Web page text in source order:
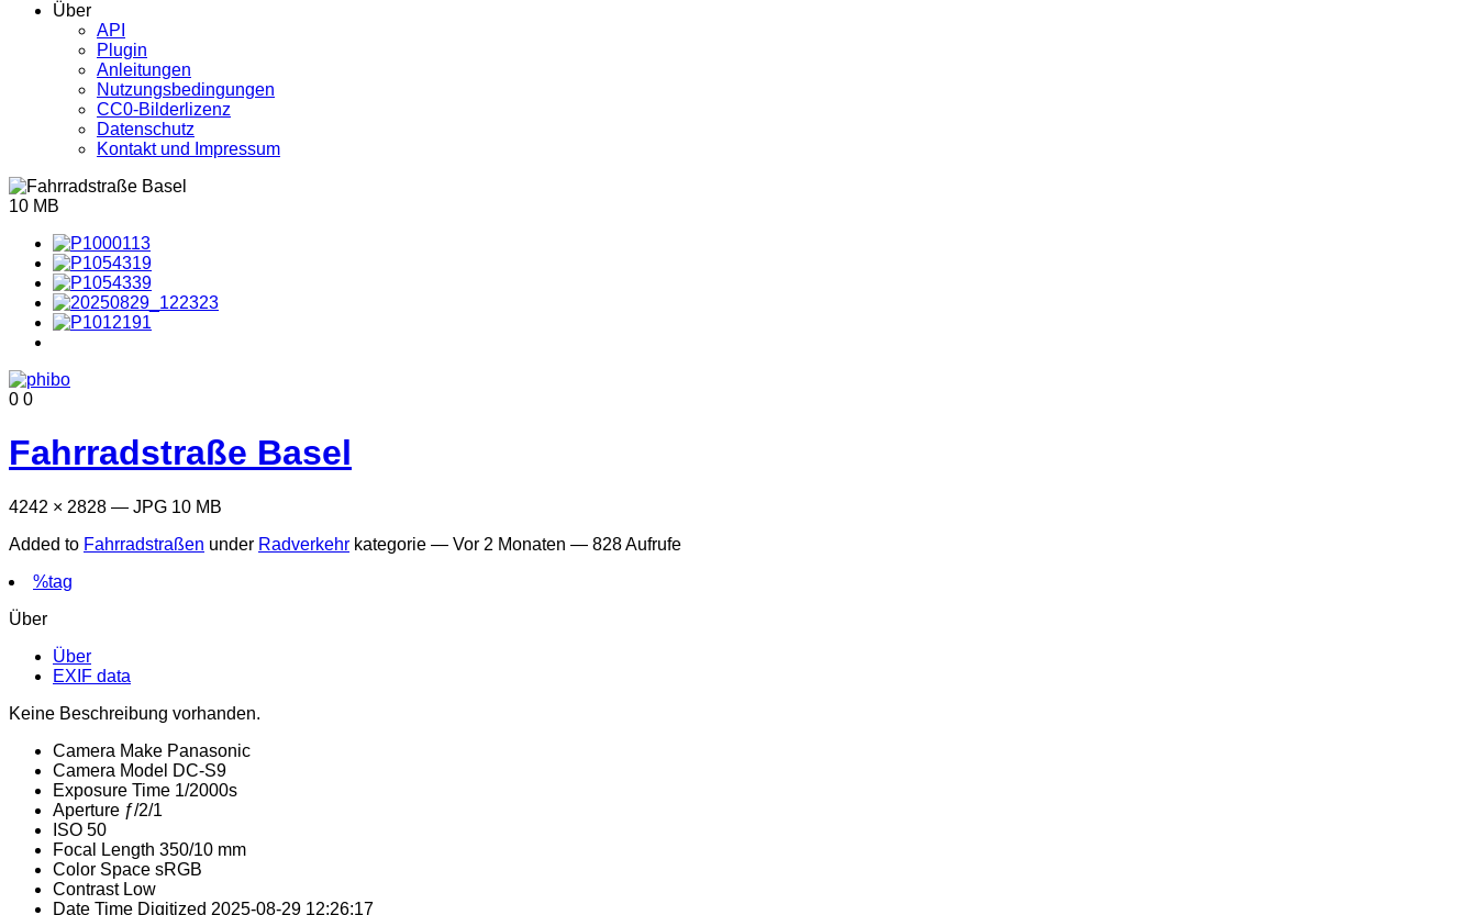
Über
API
Plugin
Anleitungen
Nutzungsbedingungen
CC0-Bilderlizenz
Datenschutz
Kontakt und Impressum
10 MB
0 0
Fahrradstraße Basel
4242 × 2828 — JPG 10 MB
Added to Fahrradstraßen under Radverkehr kategorie — Vor 2 Monaten — 828 Aufrufe
%tag
Über
Über
EXIF data
Keine Beschreibung vorhanden.
Camera Make Panasonic
Camera Model DC-S9
Exposure Time 1/2000s
Aperture ƒ/2/1
ISO 50
Focal Length 350/10 mm
Color Space sRGB
Contrast Low
Date Time Digitized 2025-08-29 12:26:17